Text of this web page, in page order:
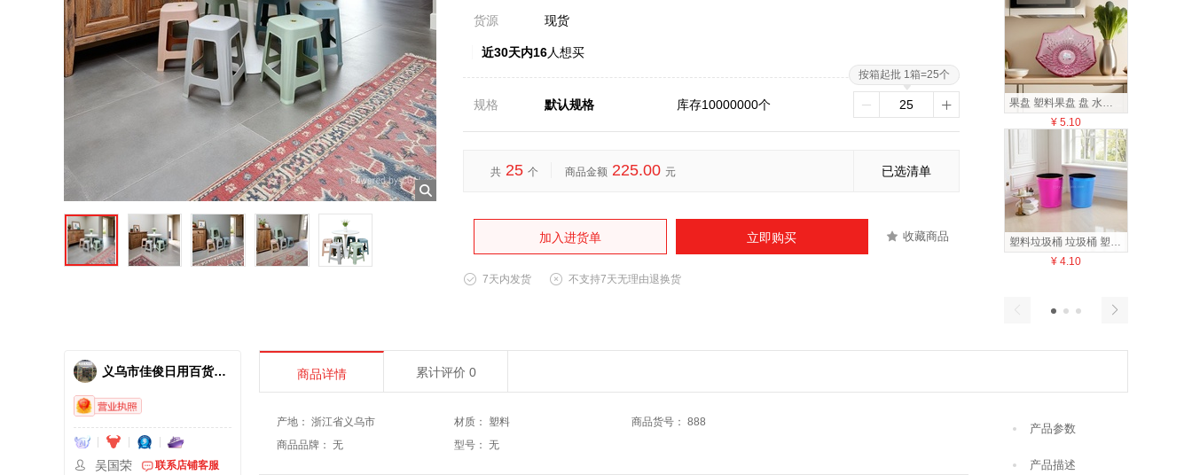
货源 现货
近30天内16人想买
按箱起批 1箱=25个
规格 默认规格 库存10000000个
共 25 个 商品金额 225.00 元 已选清单
加入进货单 立即购买 收藏商品
7天内发货 不支持7天无理由退换货
果盘 塑料果盘 盘 水果盘140812431
¥ 5.10
塑料垃圾桶 垃圾桶 塑料垃圾娄 垃圾娄140652181
¥ 4.10
义乌市佳俊日用百货商行
吴国荣 联系店铺客服
商品详情 累计评价 0
产地 ： 浙江省义乌市 材质 ： 塑料 商品货号 ： 888
商品品牌 ： 无 型号 ： 无
产品参数
产品描述